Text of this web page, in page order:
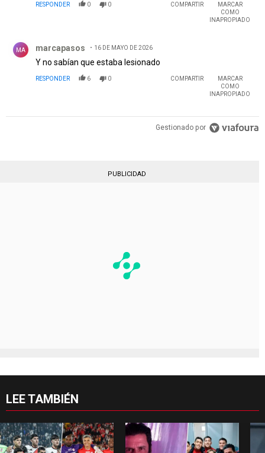
RESPONDER 0 0 COMPARTIR
MARCAR
COMO
INAPROPIADO
MA marcapasos 16 DE MAYO DE 2026
Y no sabían que estaba lesionado
RESPONDER 6 0 COMPARTIR
MARCAR
COMO
INAPROPIADO
Gestionado por
PUBLICIDAD
LEE TAMBIÉN